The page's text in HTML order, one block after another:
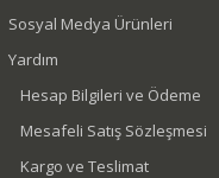
Sosyal Medya Ürünleri
Yardım
Hesap Bilgileri ve Ödeme
Mesafeli Satış Sözleşmesi
Kargo ve Teslimat